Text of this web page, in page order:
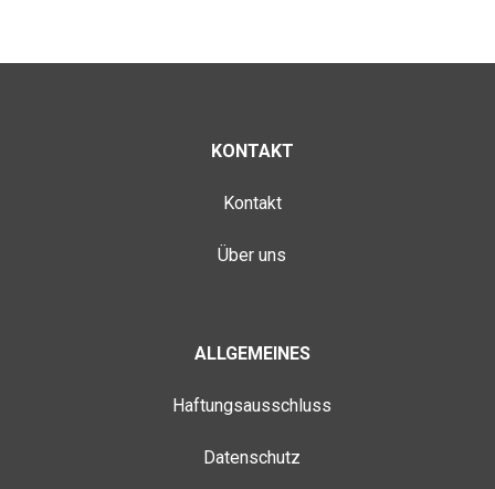
KONTAKT
Kontakt
Über uns
ALLGEMEINES
Haftungsausschluss
Datenschutz